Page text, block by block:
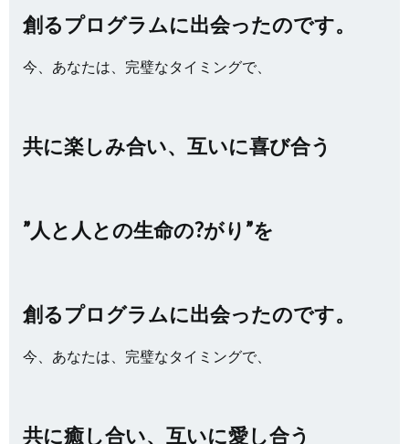
創るプログラムに出会ったのです。
今、あなたは、完璧なタイミングで、
共に楽しみ合い、互いに喜び合う
”人と人との生命の?がり”を
創るプログラムに出会ったのです。
今、あなたは、完璧なタイミングで、
共に癒し合い、互いに愛し合う